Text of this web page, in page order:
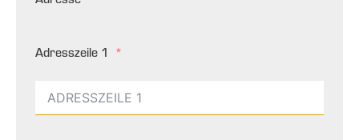
Adresszeile 1